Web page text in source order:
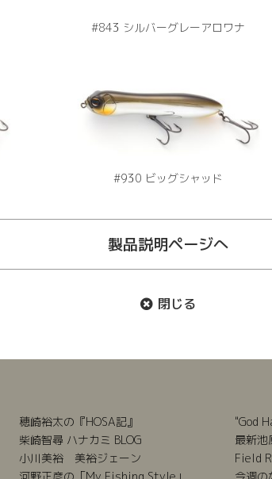
#843 シルバーグレーアロワナ
#930 ビッグシャッド
製品説明ページへ
閉じる
穂崎裕太の『HOSA記』
柴崎智尋 ハナカミ BLOG
小川美裕 美裕ジェーン
"God
最新池
Field